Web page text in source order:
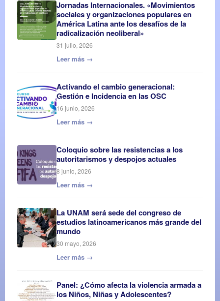
Jornadas Internacionales. «Movimientos
sociales y organizaciones populares en
América Latina ante los desafíos de la
radicalización neoliberal»
31 julio, 2026
Leer más →
Activando el cambio generacional:
Gestión e Incidencia en las OSC
16 junio, 2026
Leer más →
Coloquio sobre las resistencias a los
autoritarismos y despojos actuales
8 junio, 2026
Leer más →
La UNAM será sede del congreso de
estudios latinoamericanos más grande del
mundo
30 mayo, 2026
Leer más →
Panel: ¿Cómo afecta la violencia armada a
los Niños, Niñas y Adolescentes?